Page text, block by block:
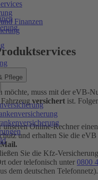
Pflege
Finanzen
möchte, muss mit der eVB-
versichert ist.
unseren Online-Rechner
und erhalten Sie die
Sie die Kfz-​
oder telefonisch unter 0800
dem deutschen Telefonnetz).